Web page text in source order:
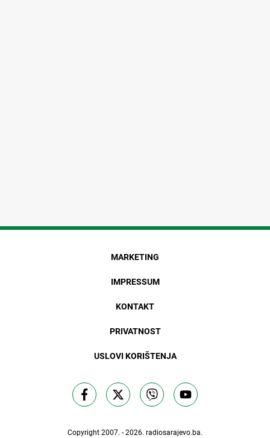
MARKETING
IMPRESSUM
KONTAKT
PRIVATNOST
USLOVI KORIŠTENJA
Copyright 2007. - 2026. radiosarajevo.ba.